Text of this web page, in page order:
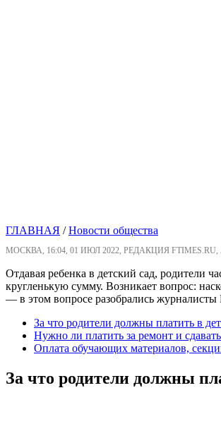
ГЛАВНАЯ /Новости общества
МОСКВА, 16:04, 01 ИЮЛ 2022, РЕДАКЦИЯ
Отдавая ребенка в детский сад, родители
кругленькую сумму. Возникает вопрос:
― в этом вопросе разобрались журналисты
За что родители должны платить в
Нужно ли платить за ремонт и
Оплата обучающих материалов,
За что родители должны